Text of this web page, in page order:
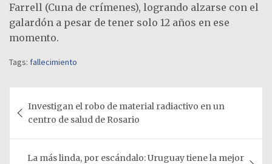
Farrell (Cuna de crímenes), logrando alzarse con el
galardón a pesar de tener solo 12 años en ese
momento.
Tags: fallecimiento
de
entradas
Investigan el robo de material radiactivo en un
centro de salud de Rosario
La más linda, por escándalo: Uruguay tiene la mejor